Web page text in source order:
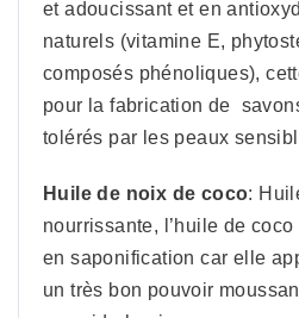
et adoucissant et en
naturels (vitamine E,
composés phénoliques),
pour la fabrication de
tolérés par les peaux
Huile de noix de coco:
nourrissante, l’huile de
en saponification car elle
un très bon pouvoir